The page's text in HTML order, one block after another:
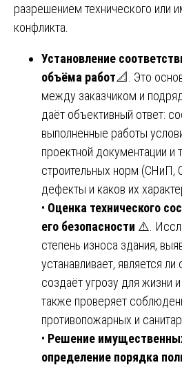
разрешением технического или
конфликта.
Установление
объёма работ📐. Это
между заказчиком и
даёт объективный ответ:
выполненные работы
проектной документации и
строительных норм (СНиП,
дефекты и каков их
• Оценка технического
его безопасности ⚠️.
степень износа здания,
устанавливает, является
создаёт угрозу для жизни
также проверяет
противопожарных и
• Решение
определение порядка